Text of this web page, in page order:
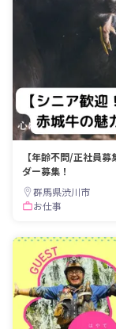
【年齢不問/正社員
ダー募集！
群馬県渋川市
お仕事